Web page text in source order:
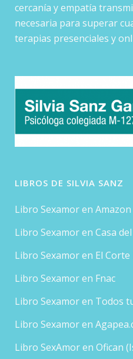
cercanía y empatía
necesaria para superar
terapias presenciales y
LIBROS DE SILVIA SANZ
Libro Sexamor en Amazon
Libro Sexamor en Casa
Libro Sexamor en El Corte
Libro Sexamor en Fnac
Libro Sexamor en Todos
Libro Sexamor en
Libro SexAmor en Ofican